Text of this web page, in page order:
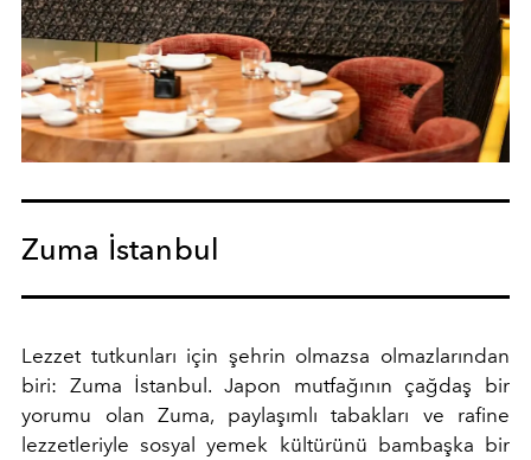
Zuma İstanbul
Lezzet tutkunları için şehrin olmazsa olmazlarından
biri: Zuma İstanbul. Japon mutfağının çağdaş bir
yorumu olan Zuma, paylaşımlı tabakları ve rafine
lezzetleriyle sosyal yemek kültürünü bambaşka bir